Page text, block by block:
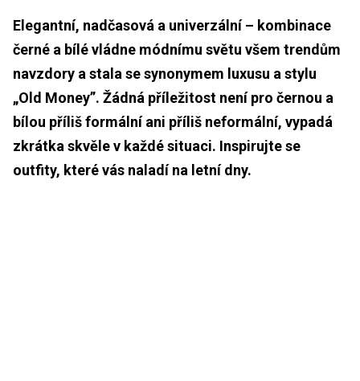
Elegantní, nadčasová a univerzální – kombinace
černé a bílé vládne módnímu světu všem trendům
navzdory a stala se synonymem luxusu a stylu
„Old Money”. Žádná příležitost není pro černou a
bílou příliš formální ani příliš neformální, vypadá
zkrátka skvěle v každé situaci. Inspirujte se
outfity, které vás naladí na letní dny.